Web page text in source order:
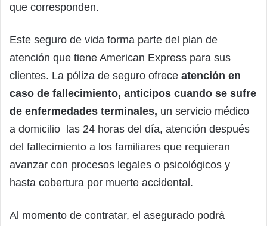
que corresponden.
Este seguro de vida forma parte del plan de
atención que tiene American Express para sus
clientes. La póliza de seguro ofrece atención en
caso de fallecimiento, anticipos cuando se sufre
de enfermedades terminales, un servicio médico
a domicilio las 24 horas del día, atención después
del fallecimiento a los familiares que requieran
avanzar con procesos legales o psicológicos y
hasta cobertura por muerte accidental.
Al momento de contratar, el asegurado podrá